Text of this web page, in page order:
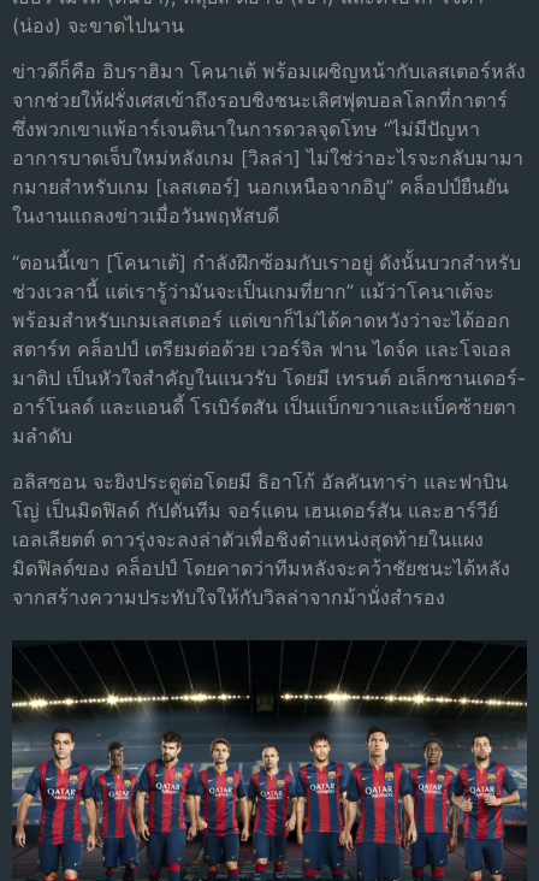
(น่อง) จะขาดไปนาน
ข่าวดีก็คือ อิบราฮิมา โคนาเต้ พร้อมเผชิญหน้ากับเลสเตอร์หลัง
จากช่วยให้ฝรั่งเศสเข้าถึงรอบชิงชนะเลิศฟุตบอลโลกที่กาตาร์
ซึ่งพวกเขาแพ้อาร์เจนตินาในการดวลจุดโทษ “ไม่มีปัญหา
อาการบาดเจ็บใหม่หลังเกม [วิลล่า] ไม่ใช่ว่าอะไรจะกลับมามา
กมายสําหรับเกม [เลสเตอร์] นอกเหนือจากอิบู” คล็อปป์ยืนยัน
ในงานแถลงข่าวเมื่อวันพฤหัสบดี
“ตอนนี้เขา [โคนาเต้] กําลังฝึกซ้อมกับเราอยู่ ดังนั้นบวกสําหรับ
ช่วงเวลานี้ แต่เรารู้ว่ามันจะเป็นเกมที่ยาก” แม้ว่าโคนาเต้จะ
พร้อมสําหรับเกมเลสเตอร์ แต่เขาก็ไม่ได้คาดหวังว่าจะได้ออก
สตาร์ท คล็อปป์ เตรียมต่อด้วย เวอร์จิล ฟาน ไดจ์ค และโจเอล
มาติป เป็นหัวใจสําคัญในแนวรับ โดยมี เทรนต์ อเล็กซานเดอร์-
อาร์โนลด์ และแอนดี้ โรเบิร์ตสัน เป็นแบ็กขวาและแบ็คซ้ายตา
มลําดับ
อลิสซอน จะยิงประตูต่อโดยมี ธิอาโก้ อัลคันทาร่า และฟาบิน
โญ่ เป็นมิดฟิลด์ กัปตันทีม จอร์แดน เฮนเดอร์สัน และฮาร์วีย์
เอลเลียตต์ ดาวรุ่งจะลงล่าตัวเพื่อชิงตําแหน่งสุดท้ายในแผง
มิดฟิลด์ของ คล็อปป์ โดยคาดว่าทีมหลังจะคว้าชัยชนะได้หลัง
จากสร้างความประทับใจให้กับวิลล่าจากม้านั่งสํารอง